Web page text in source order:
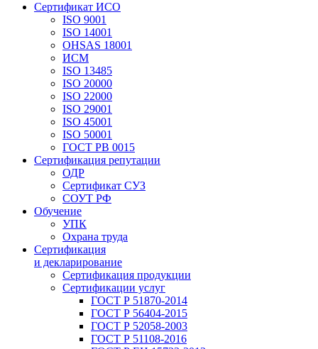
Сертификат ИСО
ISO 9001
ISO 14001
OHSAS 18001
ИСМ
ISO 13485
ISO 20000
ISO 22000
ISO 29001
ISO 45001
ISO 50001
ГОСТ РВ 0015
Сертификация репутации
ОДР
Сертификат СУЗ
СОУТ РФ
Обучение
УПК
Охрана труда
Сертификация
и декларирование
Сертификация продукции
Сертификации услуг
ГОСТ Р 51870-2014
ГОСТ Р 56404-2015
ГОСТ Р 52058-2003
ГОСТ Р 51108-2016